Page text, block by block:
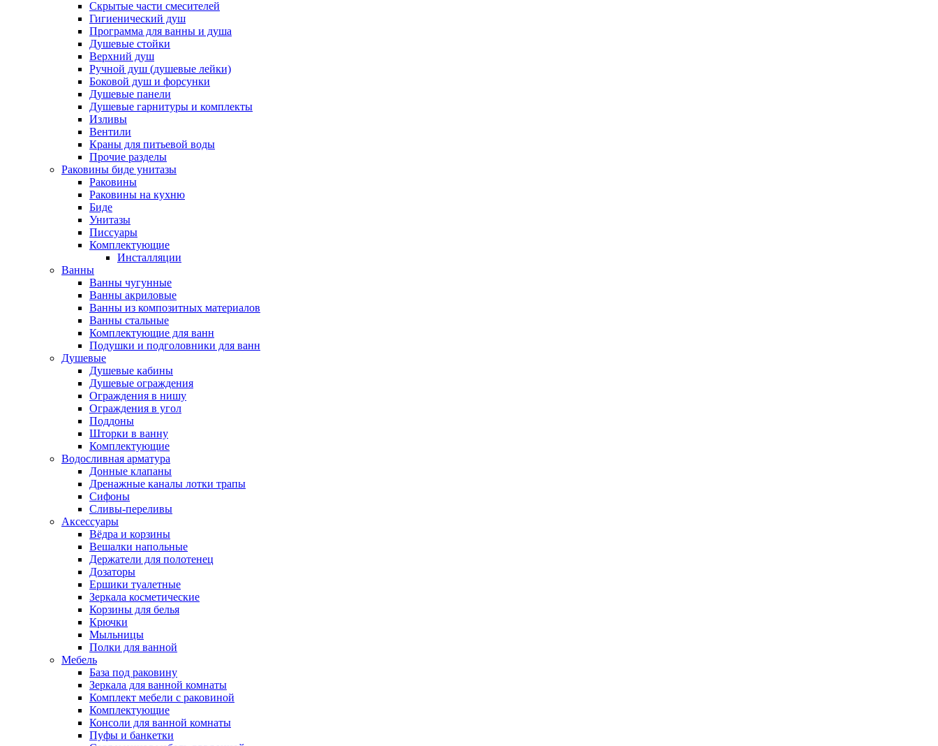
Скрытые части смесителей
Гигиенический душ
Программа для ванны и душа
Душевые стойки
Верхний душ
Ручной душ (душевые лейки)
Боковой душ и форсунки
Душевые панели
Душевые гарнитуры и комплекты
Изливы
Вентили
Краны для питьевой воды
Прочие разделы
Раковины биде унитазы
Раковины
Раковины на кухню
Биде
Унитазы
Писсуары
Комплектующие
Инсталляции
Ванны
Ванны чугунные
Ванны акриловые
Ванны из композитных материалов
Ванны стальные
Комплектующие для ванн
Подушки и подголовники для ванн
Душевые
Душевые кабины
Душевые ограждения
Ограждения в нишу
Ограждения в угол
Поддоны
Шторки в ванну
Комплектующие
Водосливная арматура
Донные клапаны
Дренажные каналы лотки трапы
Сифоны
Сливы-переливы
Аксессуары
Вёдра и корзины
Вешалки напольные
Держатели для полотенец
Дозаторы
Ершики туалетные
Зеркала косметические
Корзины для белья
Крючки
Мыльницы
Полки для ванной
Мебель
База под раковину
Зеркала для ванной комнаты
Комплект мебели с раковиной
Комплектующие
Консоли для ванной комнаты
Пуфы и банкетки